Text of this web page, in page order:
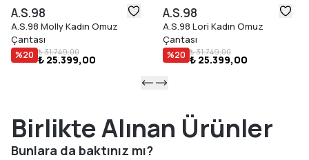
A.S.98
A.S.98 Molly Kadın Omuz
Çantası
%20 ₺ 31.749,00
₺ 25.399,00
A.S.98
A.S.98 Lori Kadın Omuz
Çantası
%20 ₺ 31.749,00
₺ 25.399,00
Birlikte Alınan Ürünler
Bunlara da baktınız mı?